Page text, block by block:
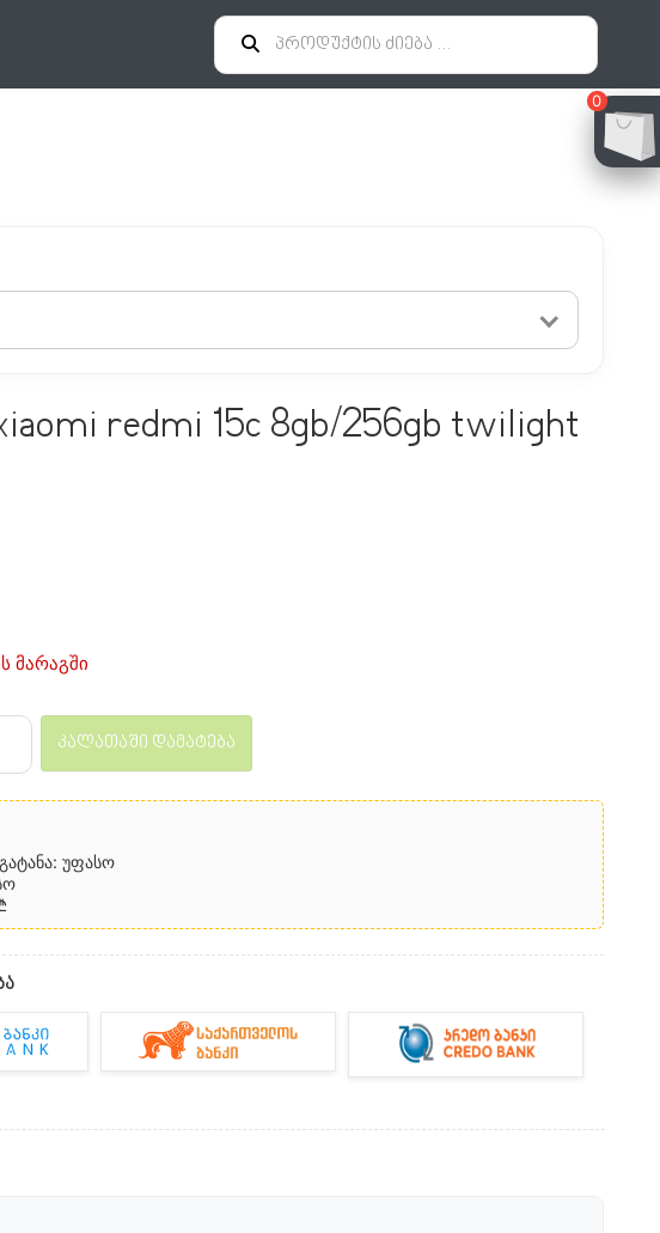
0
redmi 15c 8gb/256gb twilight
მარაგში
კალათაში დამატება
უფასო